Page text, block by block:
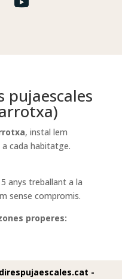
pujaescales
, instal lem
cada habitatge.
anys treballant a la
sense compromis.
properes:
-